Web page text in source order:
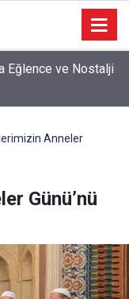
Eğlence ve Nostalji
Anneler
Günü’nü